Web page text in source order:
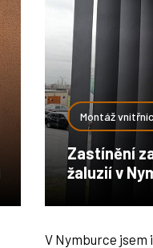
Montáž
Zastínění
žaluzií v
V Nymburce